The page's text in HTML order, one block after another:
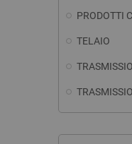
PRODOTTI
TELAIO